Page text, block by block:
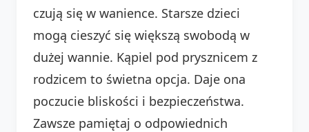
czują się w wanience. Starsze dzieci
mogą cieszyć się większą swobodą w
dużej wannie. Kąpiel pod prysznicem z
rodzicem to świetna opcja. Daje ona
poczucie bliskości i bezpieczeństwa.
Zawsze pamiętaj o odpowiednich